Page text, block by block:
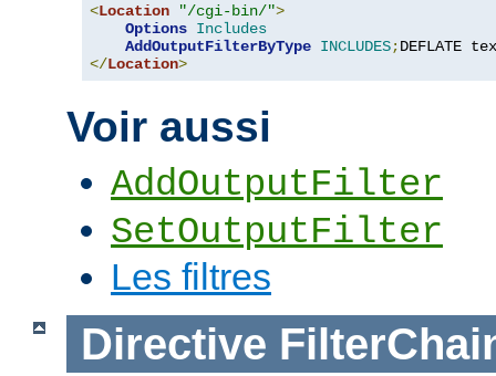
<Location "/cgi-bin/">
Options Includes
AddOutputFilterByType INCLUDES;DEFLATE
</Location>
Voir aussi
AddOutputFilter
SetOutputFilter
Les filtres
Directive